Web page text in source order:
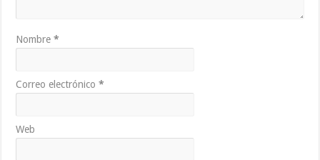
Nombre*
Correo electrónico*
Web